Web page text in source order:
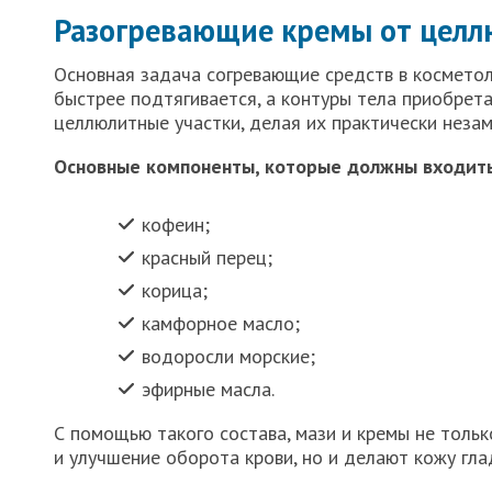
Разогревающие кремы от
Основная задача согревающие средств в
быстрее подтягивается, а контуры тела
целлюлитные участки, делая их практически
Основные компоненты, которые должны
кофеин;
красный перец;
корица;
камфорное масло;
водоросли морские;
эфирные масла.
С помощью такого состава, мази и кремы не
и улучшение оборота крови, но и делают кожу